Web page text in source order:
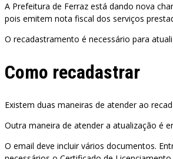
A Prefeitura de Ferraz está dando nova
pois emitem nota fiscal dos serviços
O recadastramento é necessário para
Como recadastrar
Existem duas maneiras de atender ao
Outra maneira de atender a atualização é
O email deve incluir vários documentos.